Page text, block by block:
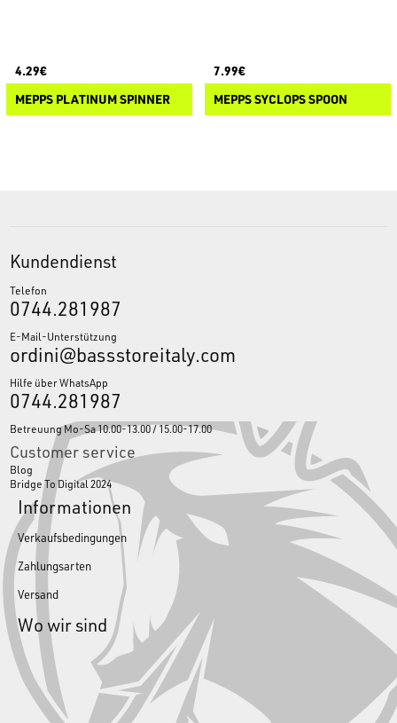
4.29€
MEPPS PLATINUM SPINNER
7.99€
MEPPS SYCLOPS SPOON
Kundendienst
Telefon
0744.281987
E-Mail-Unterstützung
ordini@bassstoreitaly.com
Hilfe über WhatsApp
0744.281987
Betreuung Mo-Sa 10.00-13.00 / 15.00-17.00
Customer service
Blog
Bridge To Digital 2024
Informationen
Verkaufsbedingungen
Zahlungsarten
Versand
Wo wir sind